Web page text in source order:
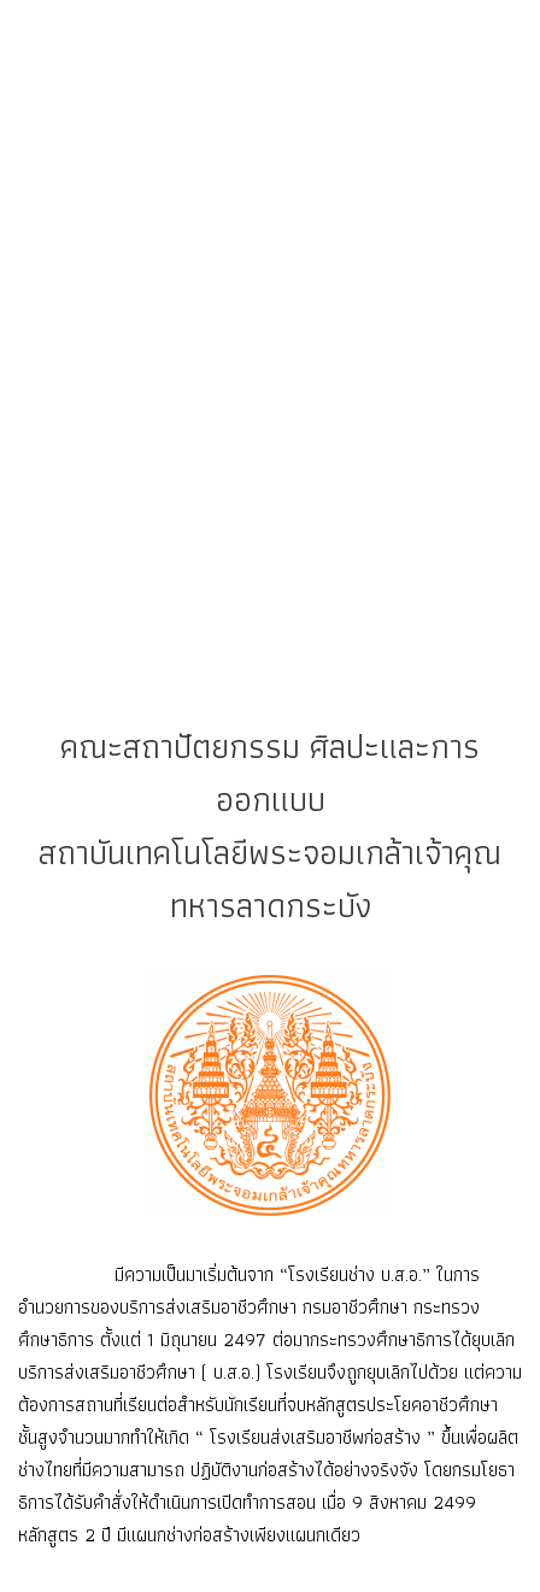
คณะสถาปัตยกรรม ศิลปะและการ
ออกแบบ
สถาบันเทคโนโลยีพระจอมเกล้าเจ้าคุณ
ทหารลาดกระบัง
มีความเป็นมาเริ่มต้นจาก “โรงเรียนช่าง บ.ส.อ.” ในการ
อำนวยการของบริการส่งเสริมอาชีวศึกษา กรมอาชีวศึกษา กระทรวง
ศึกษาธิการ ตั้งแต่ 1 มิถุนายน 2497 ต่อมากระทรวงศึกษาธิการได้ยุบเลิก
บริการส่งเสริมอาชีวศึกษา ( บ.ส.อ.) โรงเรียนจึงถูกยุบเลิกไปด้วย แต่ความ
ต้องการสถานที่เรียนต่อสำหรับนักเรียนที่จบหลักสูตรประโยคอาชีวศึกษา
ชั้นสูงจำนวนมากทำให้เกิด “ โรงเรียนส่งเสริมอาชีพก่อสร้าง ” ขึ้นเพื่อผลิต
ช่างไทยที่มีความสามารถ ปฏิบัติงานก่อสร้างได้อย่างจริงจัง โดยกรมโยธา
ธิการได้รับคำสั่งให้ดำเนินการเปิดทำการสอน เมื่อ 9 สิงหาคม 2499
หลักสูตร 2 ปี มีแผนกช่างก่อสร้างเพียงแผนกเดียว